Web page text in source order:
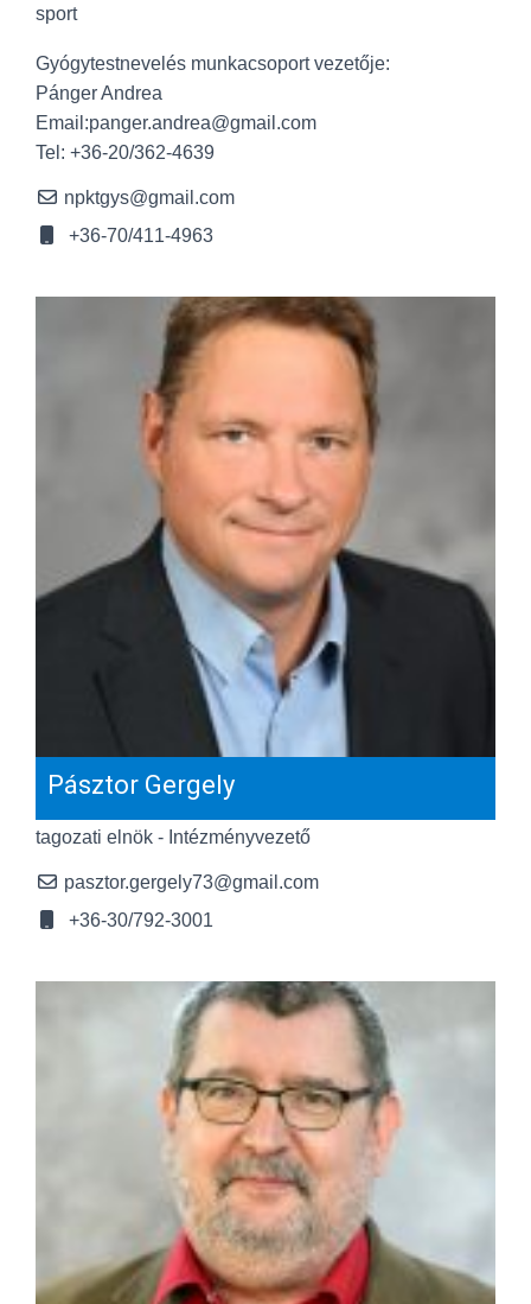
sport
Gyógytestnevelés munkacsoport vezetője:
Pánger Andrea
Email:panger.andrea@gmail.com
Tel: +36-20/362-4639
npktgys@gmail.com
+36-70/411-4963
Pásztor Gergely
tagozati elnök - Intézményvezető
pasztor.gergely73@gmail.com
+36-30/792-3001